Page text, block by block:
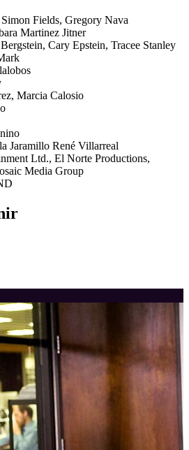
Fields, Gregory Nava
Martinez Jitner
Cary Epstein, Tracee Stanley
Marcia Calosio
Jaramillo René Villarreal
Ltd., El Norte Productions,
Media Group